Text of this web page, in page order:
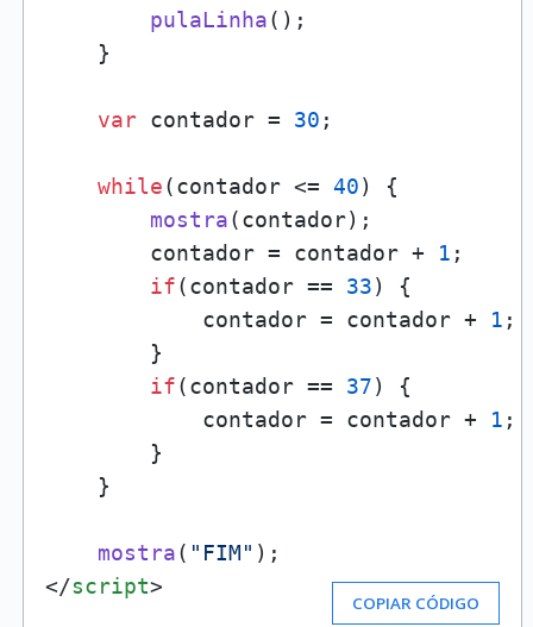
pulaLinha();
    }
var contador = 30 ;
while(contador <= 40) {
mostra(contador);
        contador = contador +
1 ;
if(contador == 33) {
            contador = contador +
1 ;
        }
if(contador == 37) {
            contador = contador +
1 ;
        }
    }
mostra( "FIM"
</script>
COPIAR CÓDIGO